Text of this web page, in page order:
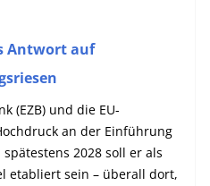
Antwort auf
(EZB) und die EU-
an der Einführung
2028 soll er als
etabliert sein – überall dort,